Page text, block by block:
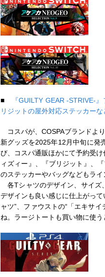
■
『GUILTY GEAR -STRIVE-
リジットの屋外対応ステッカー
コスパが、COSPAブランドよ
新グッズを2025年12月中旬に発
び、コスパ通販ほかにて予約受
ィズィー』、『ブリジット』、
のステッカーやバッグなどもライ
各Tシャツのデザイン、サイズ
デザインも良い感じに仕上がっ
ャツ”、ファウストの“「エキサ
ね。ラージトートも買い物に使う